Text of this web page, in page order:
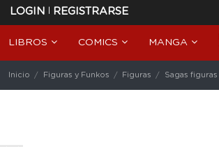
LOGIN | REGISTRARSE
LIBROS COMICS MANGA
Inicio Figuras y Funkos Figuras Sagas figuras